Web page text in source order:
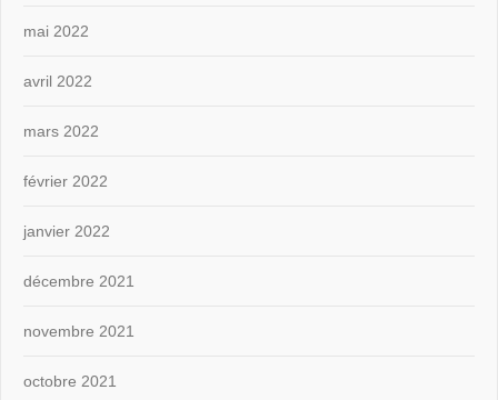
mai 2022
avril 2022
mars 2022
février 2022
janvier 2022
décembre 2021
novembre 2021
octobre 2021